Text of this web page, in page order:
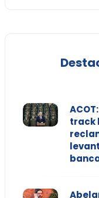
track